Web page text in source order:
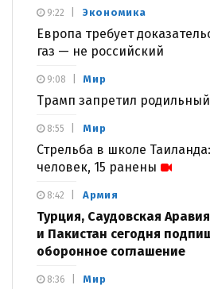
Экономика
Европа требует
газ — не российский
9:22
Мир
Трамп запретил
9:08
Мир
Стрельба в школе
человек, 15 ранены
8:55
Армия
Турция, Саудовская Аравия
и Пакистан сегодня
оборонное соглашение
8:42
Мир
8:36